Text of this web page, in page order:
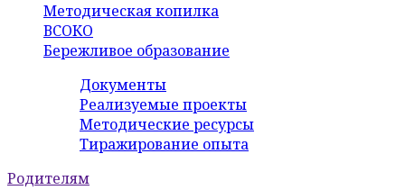
Методическая копилка
ВСОКО
Бережливое образование
Документы
Реализуемые проекты
Методические ресурсы
Тиражирование опыта
Родителям